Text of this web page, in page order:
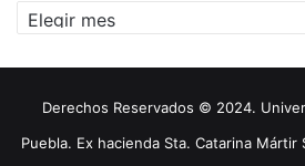
Archivos
Derechos Reservados © 2024.
Puebla. Ex hacienda Sta. Catarina Mártir